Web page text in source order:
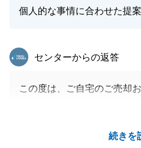
個人的な事情に合わせた提
続きを
東急リバブル
センターからの返答
この度は、ご自宅のご売却
のご売却のお手伝いも出来